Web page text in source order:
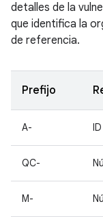
detalles de la
que identifica la
de referencia.
Prefijo
A-
QC-
M-